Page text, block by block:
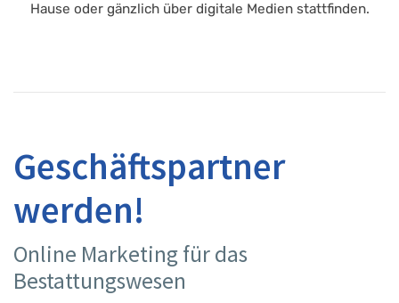
Hause oder gänzlich über digitale Medien stattfinden.
Geschäftspartner
werden!
Online Marketing für das
Bestattungswesen